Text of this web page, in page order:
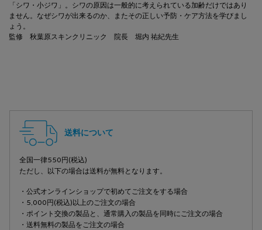
「シワ・小ジワ」。シワの原因は一般的に考えられている加齢だけではあり
ません。なぜシワが出来るのか、またその正しい予防・ケア方法を学びまし
ょう。
監修 秋葉原スキンクリニック 院長 堀内 祐紀先生
送料について
全国一律550円(税込)
ただし、以下の場合は送料が無料となります。
・公式オンラインショップで初めてご注文をする場合
・5,000円(税込)以上のご注文の場合
・ポイント交換の製品と、通常購入の製品を同時にご注文の場合
・送料無料の製品をご注文の場合